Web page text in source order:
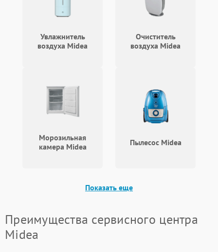
защиты от короткого
Подробнее →
Увлажнитель
воздуха Midea
Очиститель
воздуха Midea
Морозильная
камера Midea
Пылесос Midea
Показать еще
Преимущества сервисного центра
Midea